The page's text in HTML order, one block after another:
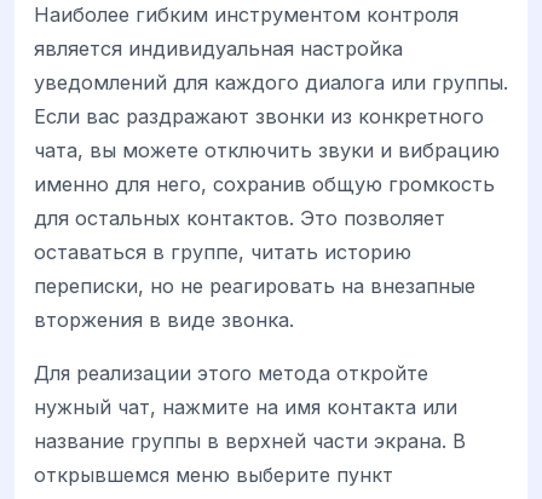
Наиболее гибким инструментом контроля
является индивидуальная настройка
уведомлений для каждого диалога или группы.
Если вас раздражают звонки из конкретного
чата, вы можете отключить звуки и вибрацию
именно для него, сохранив общую громкость
для остальных контактов. Это позволяет
оставаться в группе, читать историю
переписки, но не реагировать на внезапные
вторжения в виде звонка.
Для реализации этого метода откройте
нужный чат, нажмите на имя контакта или
название группы в верхней части экрана. В
открывшемся меню выберите пункт